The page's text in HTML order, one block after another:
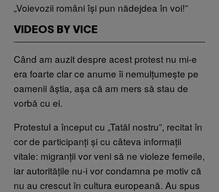
„Voievozii români își pun nădejdea în voi!”
VIDEOS BY VICE
Când am auzit despre acest protest nu mi-e
era foarte clar ce anume îi nemulțumește pe
oamenii ăștia, așa că am mers să stau de
vorbă cu ei.
Protestul a început cu „Tatăl nostru”, recitat în
cor de participanți și cu câteva informații
vitale: migranții vor veni să ne violeze femeile,
iar autoritățile nu-i vor condamna pe motiv că
nu au crescut în cultura europeană. Au spus